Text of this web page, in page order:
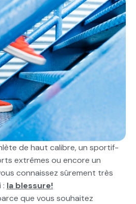
de haut calibre, un sportif-
extrêmes ou encore un
connaissez sûrement très
: la blessure!
que vous souhaitez